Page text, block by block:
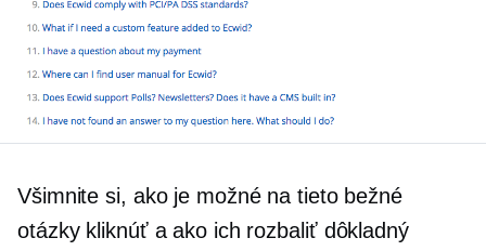
Všimnite si, ako je možné na tieto bežné
otázky kliknúť a ako ich rozbaliť dôkladný